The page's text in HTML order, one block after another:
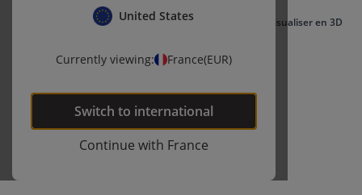
United States
Currently viewing: France(EUR)
Switch to international
Continue with France
Visualiser en 3D